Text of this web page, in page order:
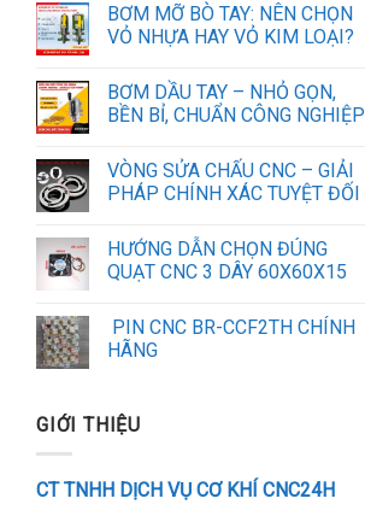
BƠM MỠ BÒ TAY: NÊN CHỌN
VỎ NHỰA HAY VỎ KIM LOẠI?
BƠM DẦU TAY – NHỎ GỌN,
BỀN BỈ, CHUẨN CÔNG NGHIỆP
VÒNG SỬA CHẤU CNC – GIẢI
PHÁP CHÍNH XÁC TUYỆT ĐỐI
HƯỚNG DẪN CHỌN ĐÚNG
QUẠT CNC 3 DÂY 60X60X15
PIN CNC BR-CCF2TH CHÍNH
HÃNG
GIỚI THIỆU
CT TNHH DỊCH VỤ CƠ KHÍ CNC24H